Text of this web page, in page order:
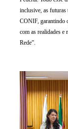
inclusive, as futuras
CONIF, garantindo
com as realidades e
Rede”.